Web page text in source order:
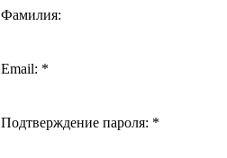
Фамилия:
Email: *
Подтверждение пароля: *